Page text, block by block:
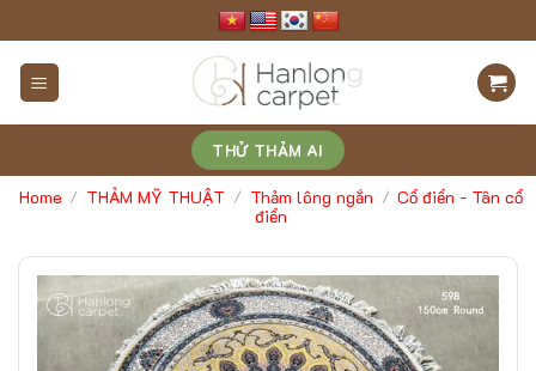
to
content
THỬ THẢM AI
Home / THẢM MỸ THUẬT / Thảm lông ngắn / Cổ điển - Tân cổ
điển